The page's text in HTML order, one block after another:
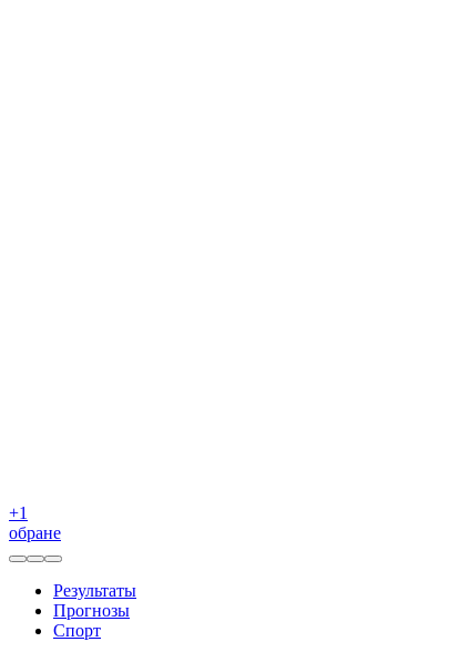
+1
обране
Результаты
Прогнозы
Спорт